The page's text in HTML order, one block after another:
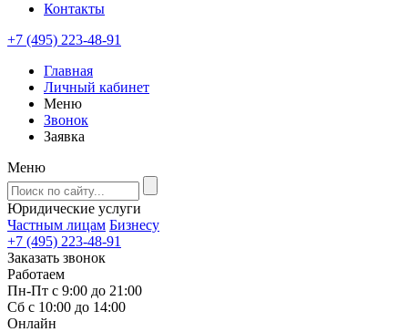
Контакты
+7 (495) 223-48-91
Главная
Личный кабинет
Меню
Звонок
Заявка
Меню
Юридические услуги
Частным лицам Бизнесу
+7 (495) 223-48-91
Заказать звонок
Работаем
Пн-Пт с 9:00 до 21:00
Сб с 10:00 до 14:00
Онлайн